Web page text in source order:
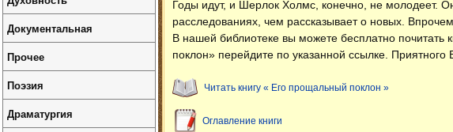
Годы идут, и Шерлок Холмс, конечно, не молодеет.
расследованиях, чем рассказывает о новых.
В нашей библиотеке вы можете бесплатно почитать
поклон» перейдите по указанной ссылке. Приятного
Читать книгу « Его прощальный поклон »
Оглавление книги
Документальная
Прочее
Поэзия
Драматургия